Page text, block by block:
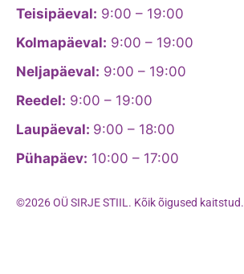
Teisipäeval: 9:00 – 19:00
Kolmapäeval: 9:00 – 19:00
Neljapäeval: 9:00 – 19:00
Reedel: 9:00 – 19:00
Laupäeval: 9:00 – 18:00
Pühapäev: 10:00 – 17:00
©2026 OÜ SIRJE STIIL. Kõik õigused kaitstud.